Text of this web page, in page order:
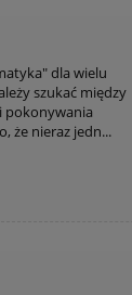
dla wielu
szukać między
pokonywania
że nieraz jedn...